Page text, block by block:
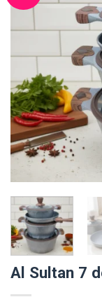
Al Sultan 7